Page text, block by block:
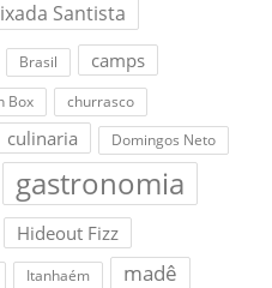
Santista
Brasil camps
Box
churrasco
culinaria Domingos Neto
gastronomia
Hideout Fizz
Itanhaém madê